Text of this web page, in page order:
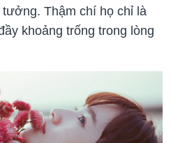
Thậm chí họ chỉ là
khoảng trống trong lòng